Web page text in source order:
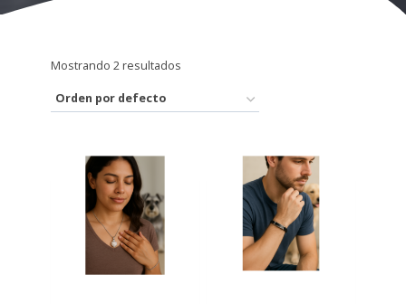
Mostrando 2 resultados